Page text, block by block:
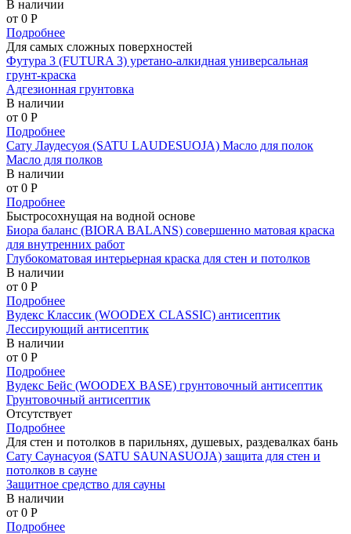
В наличии
от 0 P
Подробнее
Для самых сложных поверхностей
Футура 3 (FUTURA 3) уретано-алкидная универсальная
грунт-краска
Адгезионная грунтовка
В наличии
от 0 P
Подробнее
Сату Лаудесуоя (SATU LAUDESUOJA) Масло для полок
Масло для полков
В наличии
от 0 P
Подробнее
Быстросохнущая на водной основе
Биора баланс (BIORA BALANS) совершенно матовая краска
для внутренних работ
Глубокоматовая интерьерная краска для стен и потолков
В наличии
от 0 P
Подробнее
Вудекс Классик (WOODEX CLASSIC) антисептик
Лессирующий антисептик
В наличии
от 0 P
Подробнее
Вудекс Бейс (WOODEX BASE) грунтовочный антисептик
Грунтовочный антисептик
Отсутствует
Подробнее
Для стен и потолков в парильнях, душевых, раздевалках бань
Сату Саунасуоя (SATU SAUNASUOJA) защита для стен и
потолков в сауне
Защитное средство для сауны
В наличии
от 0 P
Подробнее